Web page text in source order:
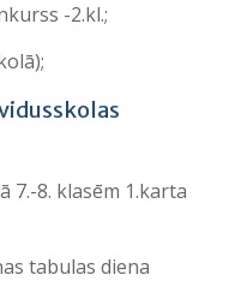
-2.kl.;
7.-8. klasēm 1.karta
tabulas diena